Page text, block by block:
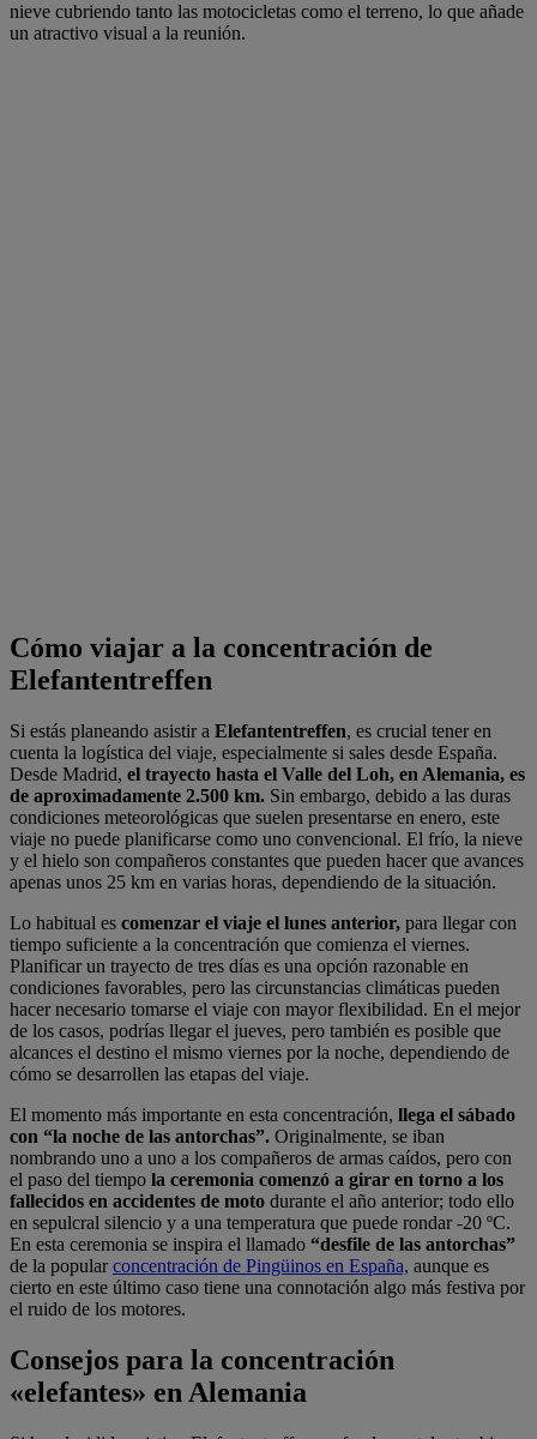
nieve cubriendo tanto las motocicletas como el terreno, lo que añade
un atractivo visual a la reunión.
Cómo viajar a la concentración de
Elefantentreffen
Si estás planeando asistir a Elefantentreffen, es crucial tener en
cuenta la logística del viaje, especialmente si sales desde España.
Desde Madrid, el trayecto hasta el Valle del Loh, en Alemania, es
de aproximadamente 2.500 km. Sin embargo, debido a las duras
condiciones meteorológicas que suelen presentarse en enero, este
viaje no puede planificarse como uno convencional. El frío, la nieve
y el hielo son compañeros constantes que pueden hacer que avances
apenas unos 25 km en varias horas, dependiendo de la situación.
Lo habitual es comenzar el viaje el lunes anterior, para llegar con
tiempo suficiente a la concentración que comienza el viernes.
Planificar un trayecto de tres días es una opción razonable en
condiciones favorables, pero las circunstancias climáticas pueden
hacer necesario tomarse el viaje con mayor flexibilidad. En el mejor
de los casos, podrías llegar el jueves, pero también es posible que
alcances el destino el mismo viernes por la noche, dependiendo de
cómo se desarrollen las etapas del viaje.
El momento más importante en esta concentración, llega el sábado
con “la noche de las antorchas”. Originalmente, se iban
nombrando uno a uno a los compañeros de armas caídos, pero con
el paso del tiempo la ceremonia comenzó a girar en torno a los
fallecidos en accidentes de moto durante el año anterior; todo ello
en sepulcral silencio y a una temperatura que puede rondar -20 ºC.
En esta ceremonia se inspira el llamado “desfile de las antorchas”
de la popularconcentración de Pingüinos en España, aunque es
cierto en este último caso tiene una connotación algo más festiva por
el ruido de los motores.
Consejos para la concentración
«elefantes» en Alemania